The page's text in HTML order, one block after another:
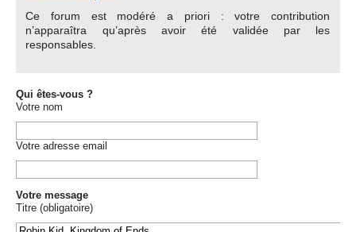
Ce forum est modéré a priori : votre contribution
n’apparaîtra qu’après avoir été validée par les
responsables.
Qui êtes-vous ?
Votre nom
Votre adresse email
Votre message
Titre (obligatoire)